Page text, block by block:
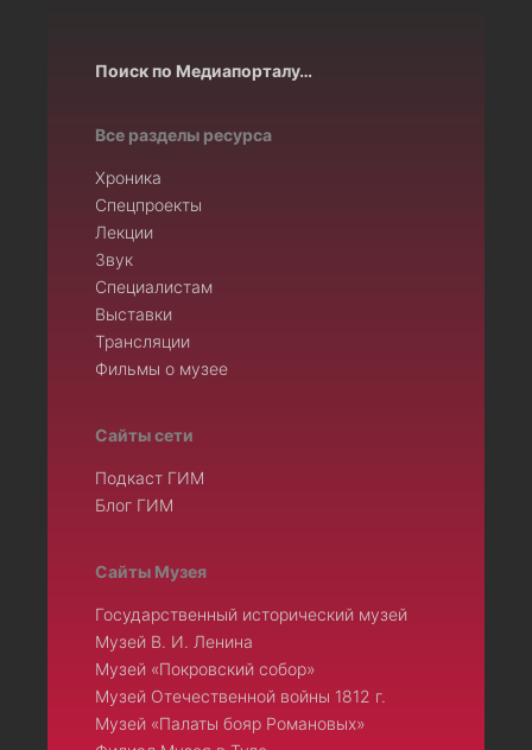
Поиск по Медиапорталу…
Все разделы ресурса
Хроника
Спецпроекты
Лекции
Звук
Специалистам
Выставки
Трансляции
Фильмы о музее
Сайты сети
Подкаст ГИМ
Блог ГИМ
Сайты Музея
Государственный исторический музей
Музей В. И. Ленина
Музей «Покровский собор»
Музей Отечественной войны 1812 г.
Музей «Палаты бояр Романовых»